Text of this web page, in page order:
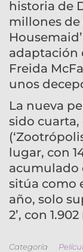
historia de
millones de
adaptación
Freida
unos
La nueva
sido cuarta,
lugar, con
acumulado
sitúa como
año, solo
2’, con
Categoría